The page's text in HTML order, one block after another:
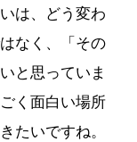
は、どう変わ
なく、「その
と思っていま
く面白い場所
たいですね。